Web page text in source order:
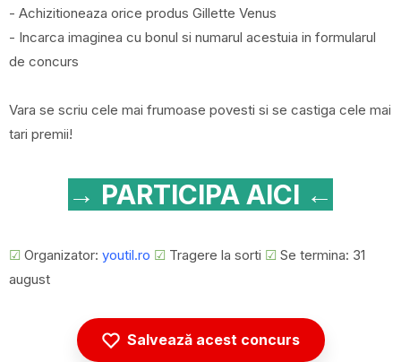
- Achizitioneaza orice produs Gillette Venus
- Incarca imaginea cu bonul si numarul acestuia in formularul
de concurs
Vara se scriu cele mai frumoase povesti si se castiga cele mai
tari premii!
→ PARTICIPA AICI ←
☑ Organizator: youtil.ro ☑ Tragere la sorti ☑ Se termina: 31
august
Salvează acest concurs